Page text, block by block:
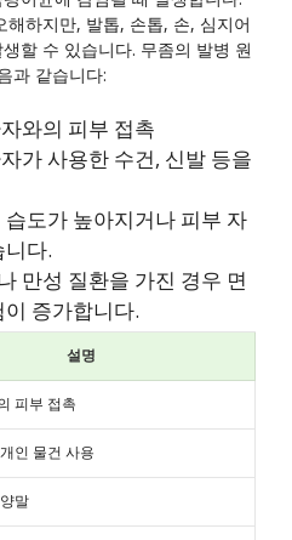
하지만, 발톱, 손톱, 손, 심지어
할 수 있습니다. 무좀의 발병 원
과 같습니다:
와의 피부 접촉
가 사용한 수건, 신발 등을
도가 높아지거나 피부 자
다.
만성 질환을 가진 경우 면
증가합니다.
설명
피부 접촉
인 물건 사용
말